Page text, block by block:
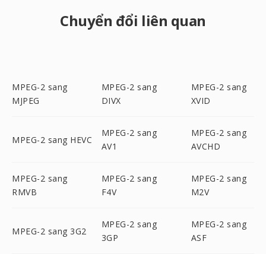
Chuyển đổi liên quan
MPEG-2 sang
MJPEG
MPEG-2 sang
DIVX
MPEG-2 sang
XVID
MPEG-2 sang HEVC
MPEG-2 sang
AV1
MPEG-2 sang
AVCHD
MPEG-2 sang
RMVB
MPEG-2 sang
F4V
MPEG-2 sang
M2V
MPEG-2 sang 3G2
MPEG-2 sang
3GP
MPEG-2 sang
ASF